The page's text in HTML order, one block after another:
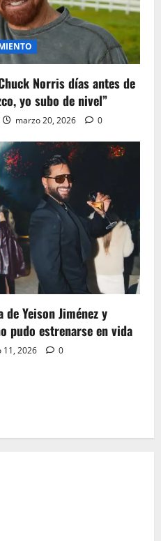
Norris días antes de
yo subo de nivel”
marzo 20, 2026 0
Yeison Jiménez y
pudo estrenarse en vida
11, 2026 0